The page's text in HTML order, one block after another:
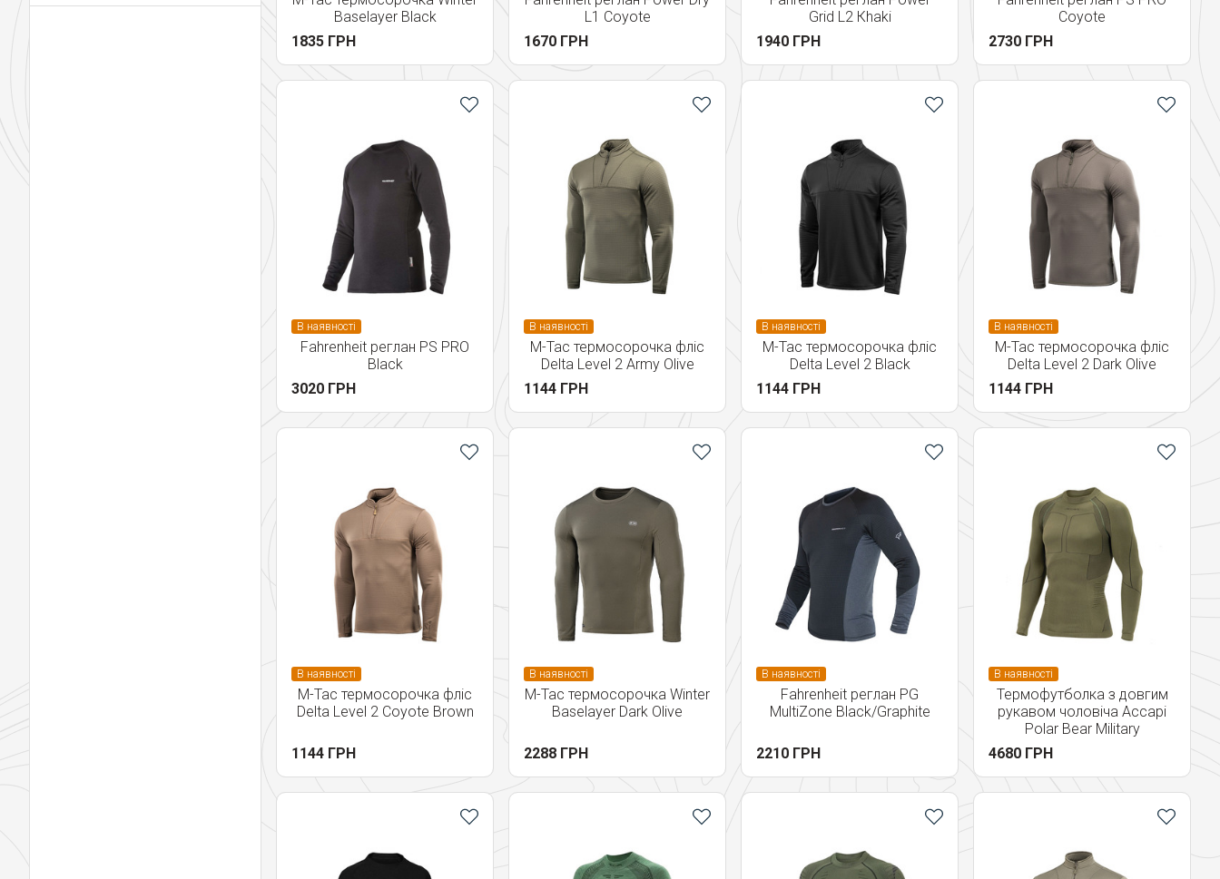
Baselayer Black
1835 ГРН
L1 Coyote
1670 ГРН
Grid L2 Кhaki
1940 ГРН
Сoyote
2730 ГРН
В наявності
Fahrenheit реглан PS PRO
Вlack
3020 ГРН
В наявності
M-Tac термосорочка фліс
Delta Level 2 Army Olive
1144 ГРН
В наявності
M-Tac термосорочка фліс
Delta Level 2 Black
1144 ГРН
В наявності
M-Tac термосорочка фліс
Delta Level 2 Dark Olive
1144 ГРН
В наявності
M-Tac термосорочка фліс
Delta Level 2 Coyote Brown
1144 ГРН
В наявності
M-Tac термосорочка Winter
Baselayer Dark Olive
2288 ГРН
В наявності
Fahrenheit реглан PG
MultiZone Black/Graphite
2210 ГРН
В наявності
Термофутболка з довгим
рукавом чоловіча Accapi
Polar Bear Military
4680 ГРН